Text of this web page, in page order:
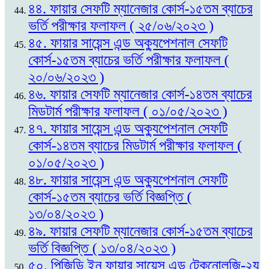
৪৪. ফায়ার সেফটি ম্যানেজার কোর্স-১৫তম ব্যাচের
ভর্তি পরীক্ষার ফলাফল ( ২৫/০৬/২০২৩ )
৪৫. ফায়ার সায়েন্স এন্ড অক্যুপেশনাল সেফটি
কোর্স-১৫তম ব্যাচের ভর্তি পরীক্ষার ফলাফল (
২০/০৬/২০২৩ )
৪৬. ফায়ার সেফটি ম্যানেজার কোর্স-১৪তম ব্যাচের
মিডটার্ম পরীক্ষার ফলাফল ( ০১/০৫/২০২৩ )
৪৭. ফায়ার সায়েন্স এন্ড অক্যুপেশনাল সেফটি
কোর্স-১৪তম ব্যাচের মিডটার্ম পরীক্ষার ফলাফল (
০১/০৫/২০২৩ )
৪৮. ফায়ার সায়েন্স এন্ড অক্যুপেশনাল সেফটি
কোর্স-১৫তম ব্যাচের ভর্তি বিজ্ঞপ্তি (
১৩/০৪/২০২৩ )
৪৯. ফায়ার সেফটি ম্যানেজার কোর্স-১৫তম ব্যাচের
ভর্তি বিজ্ঞপ্তি ( ১৩/০৪/২০২৩ )
৫০. পিজিডি ইন ফায়ার সায়েন্স এন্ড টেকনোলজি-২য়